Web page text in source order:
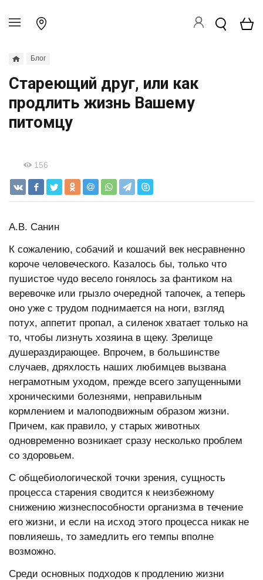
Блог
Стареющий друг, или как
продлить жизнь Вашему
питомцу
156
А.В. Санин
К сожалению, собачий и кошачий век несравненно
короче человеческого. Казалось бы, только что
пушистое чудо весело гонялось за фантиком на
веревочке или грызло очередной тапочек, а теперь
оно уже с трудом поднимается на ноги, взгляд
потух, аппетит пропал, а силенок хватает только на
то, чтобы лизнуть хозяина в щеку. Зрелище
душераздирающее. Впрочем, в большинстве
случаев, дряхлость наших любимцев вызвана
неграмотным уходом, прежде всего запущенными
хроническими болезнями, неправильным
кормлением и малоподвижным образом жизни.
Причем, как правило, у старых животных
одновременно возникает сразу несколько проблем
со здоровьем.
С общебиологической точки зрения, сущность
процесса старения сводится к неизбежному
снижению жизнеспособности организма в течение
его жизни, и если на исход этого процесса никак не
повлияешь, то замедлить его темпы вполне
возможно.
Среди основных подходов к продлению жизни